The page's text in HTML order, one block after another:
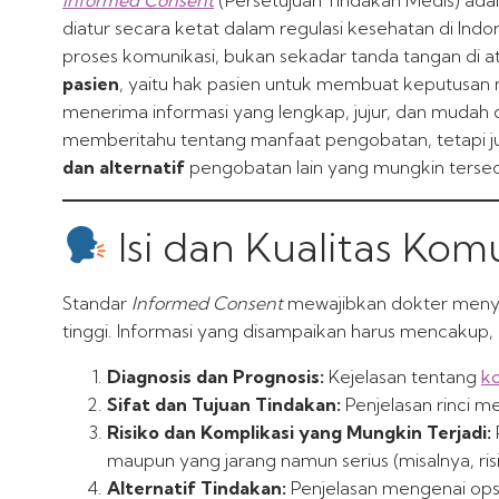
diatur secara ketat dalam regulasi kesehatan di
proses komunikasi, bukan sekadar tanda tangan di
pasien, yaitu hak pasien untuk membuat
menerima informasi yang lengkap, jujur, dan
memberitahu tentang manfaat pengobatan, tetapi
dan alternatif pengobatan lain yang mungkin
Isi dan Kualitas
Standar Informed Consentmewajibkan dokter
tinggi. Informasi yang disampaikan harus
Diagnosis dan Prognosis: Kejelasan tentang
Sifat dan Tujuan Tindakan: Penjelasan rinci
Risiko dan Komplikasi yang Mungkin Terjadi:
maupun yang jarang namun serius (misalnya,
Alternatif Tindakan: Penjelasan mengenai